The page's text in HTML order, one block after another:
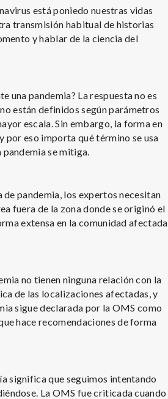
está poniedo nuestras vidas
transmisión habitual de historias
y hablar de la ciencia del
una pandemia? La respuesta no es
están definidos según parámetros
escala. Sin embargo, la forma en
por eso importa qué término se usa
se mitiga.
pandemia, los expertos necesitan
fuera de la zona donde se originó el
extensa en la comunidad afectada,
no tienen ninguna relación con la
de las localizaciones afectadas, y
sigue declarada por la OMS como
hace recomendaciones de forma
significa que seguimos intentando
La OMS fue criticada cuando